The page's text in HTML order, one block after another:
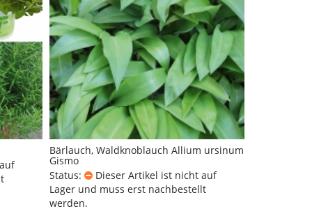
Bärlauch, Waldknoblauch Allium ursinum
Gismo
Status:
Dieser Artikel ist nicht auf
Lager und muss erst nachbestellt
werden.